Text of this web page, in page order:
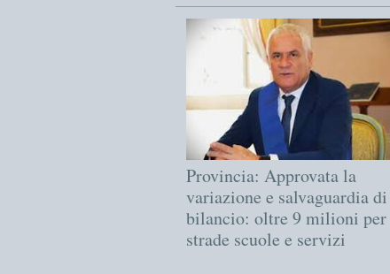
Provincia: Approvata la
variazione e salvaguardia di
bilancio: oltre 9 milioni per
strade scuole e servizi